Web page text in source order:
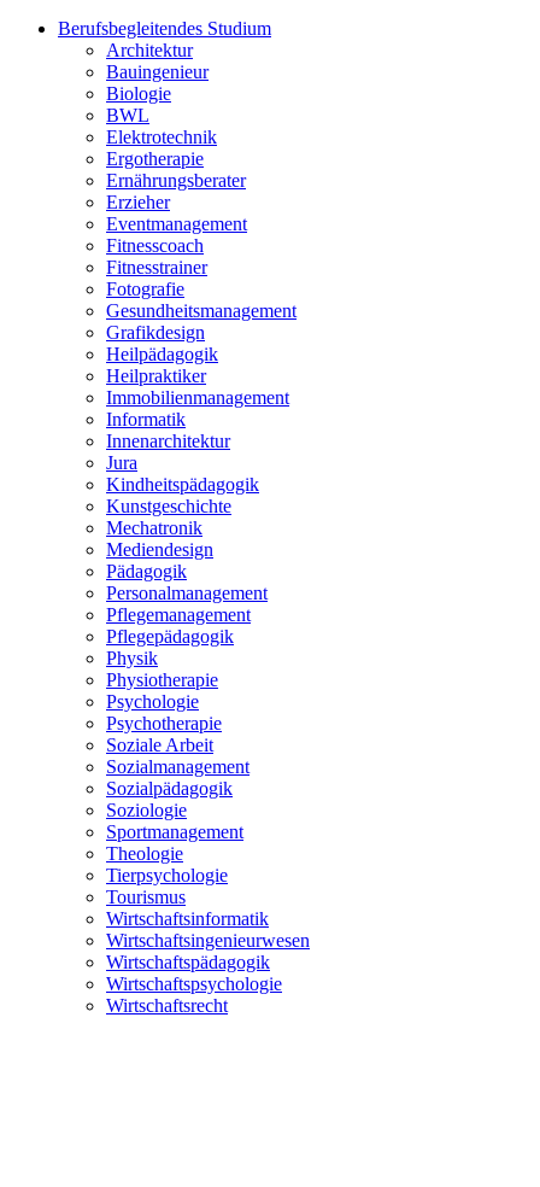
Berufsbegleitendes Studium
Architektur
Bauingenieur
Biologie
BWL
Elektrotechnik
Ergotherapie
Ernährungsberater
Erzieher
Eventmanagement
Fitnesscoach
Fitnesstrainer
Fotografie
Gesundheitsmanagement
Grafikdesign
Heilpädagogik
Heilpraktiker
Immobilienmanagement
Informatik
Innenarchitektur
Jura
Kindheitspädagogik
Kunstgeschichte
Mechatronik
Mediendesign
Pädagogik
Personalmanagement
Pflegemanagement
Pflegepädagogik
Physik
Physiotherapie
Psychologie
Psychotherapie
Soziale Arbeit
Sozialmanagement
Sozialpädagogik
Soziologie
Sportmanagement
Theologie
Tierpsychologie
Tourismus
Wirtschaftsinformatik
Wirtschaftsingenieurwesen
Wirtschaftspädagogik
Wirtschaftspsychologie
Wirtschaftsrecht